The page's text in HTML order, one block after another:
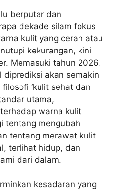
berputar dan
dekade silam fokus
kulit yang cerah atau
kekurangan, kini
Memasuki tahun 2026,
diprediksi akan semakin
‘kulit sehat dan
utama,
warna kulit
tentang mengubah
tentang merawat kulit
terlihat hidup, dan
dari dalam.
kesadaran yang